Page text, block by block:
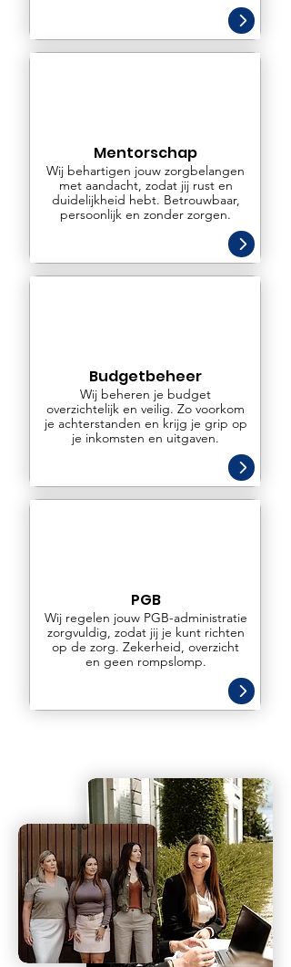
Mentorschap
Wij behartigen jouw zorgbelangen
met aandacht, zodat jij rust en
duidelijkheid hebt. Betrouwbaar,
persoonlijk en zonder zorgen.
Budgetbeheer
Wij beheren je budget
overzichtelijk en veilig. Zo voorkom
je achterstanden en krijg je grip op
je inkomsten en uitgaven.
PGB
Wij regelen jouw PGB-administratie
zorgvuldig, zodat jij je kunt richten
op de zorg. Zekerheid, overzicht
en geen rompslomp.